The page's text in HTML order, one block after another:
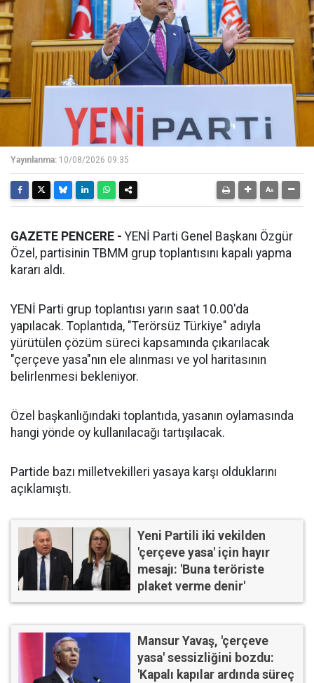
Yayınlanma: 10/08/2026 09:35
GAZETE PENCERE - YENİ Parti Genel Başkanı Özgür
Özel, partisinin TBMM grup toplantısını kapalı yapma
kararı aldı.
YENİ Parti grup toplantısı yarın saat 10.00'da
yapılacak. Toplantıda, "Terörsüz Türkiye" adıyla
yürütülen çözüm süreci kapsamında çıkarılacak
"çerçeve yasa"nın ele alınması ve yol haritasının
belirlenmesi bekleniyor.
Özel başkanlığındaki toplantıda, yasanın oylamasında
hangi yönde oy kullanılacağı tartışılacak.
Partide bazı milletvekilleri yasaya karşı olduklarını
açıklamıştı.
Yeni Partili iki vekilden
'çerçeve yasa' için hayır
mesajı: 'Buna teröriste
plaket verme denir'
Mansur Yavaş, 'çerçeve
yasa' sessizliğini bozdu:
'Kapalı kapılar ardında süreç